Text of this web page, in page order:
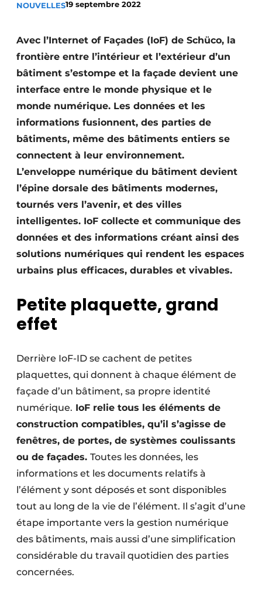
Construction bois
Contrôle d’accès
Éclairage
Fondations
Façades
Géotextiles
Infrastructures souterraines et égouttage
Protection solaire
Rénovation
Sécurité incendie
Software
Techniques ferroviaires
Travaux ferroviaires
NOUVELLES19 septembre 2022
Avec l’Internet of Façades (IoF) de Schüco, la
frontière entre l’intérieur et l’extérieur d’un
bâtiment s’estompe et la façade devient une
interface entre le monde physique et le
monde numérique. Les données et les
informations fusionnent, des parties de
bâtiments, même des bâtiments entiers se
connectent à leur environnement.
L’enveloppe numérique du bâtiment devient
l’épine dorsale des bâtiments modernes,
tournés vers l’avenir, et des villes
intelligentes. IoF collecte et communique des
données et des informations créant ainsi des
solutions numériques qui rendent les espaces
urbains plus efficaces, durables et vivables.
Petite plaquette, grand
effet
Derrière IoF-ID se cachent de petites
plaquettes, qui donnent à chaque élément de
façade d’un bâtiment, sa propre identité
numérique. IoF relie tous les éléments de
construction compatibles, qu’il s’agisse de
fenêtres, de portes, de systèmes coulissants
ou de façades. Toutes les données, les
informations et les documents relatifs à
l’élément y sont déposés et sont disponibles
tout au long de la vie de l’élément. Il s’agit d’une
étape importante vers la gestion numérique
des bâtiments, mais aussi d’une simplification
considérable du travail quotidien des parties
concernées.